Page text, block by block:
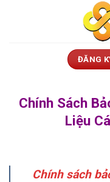
ĐĂNG
Chính Sách
Liệu
Chính sách